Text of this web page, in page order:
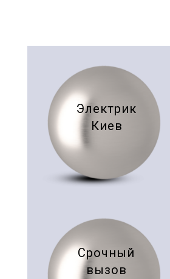
Электрик
Киев
Срочный
вызов